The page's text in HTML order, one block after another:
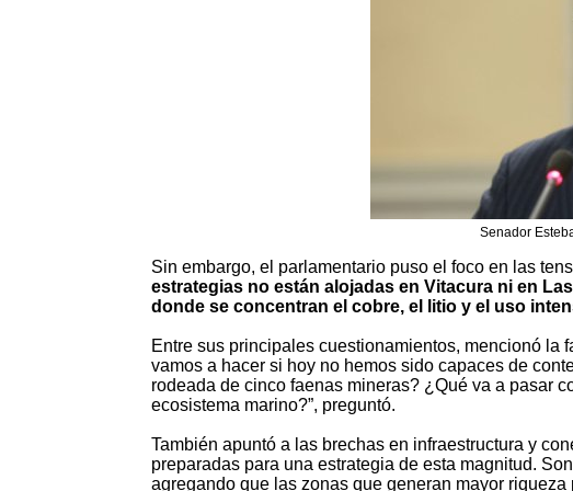
Senador
Sin embargo, el parlamentario puso el foco en las
estrategias no están alojadas en Vitacura ni en
donde se concentran el cobre, el litio y el uso
Entre sus principales cuestionamientos, mencionó la
vamos a hacer si hoy no hemos sido capaces de
rodeada de cinco faenas mineras? ¿Qué va a pasar
ecosistema marino?”, preguntó.
También apuntó a las brechas en infraestructura y
preparadas para una estrategia de esta magnitud.
agregando que las zonas que generan mayor